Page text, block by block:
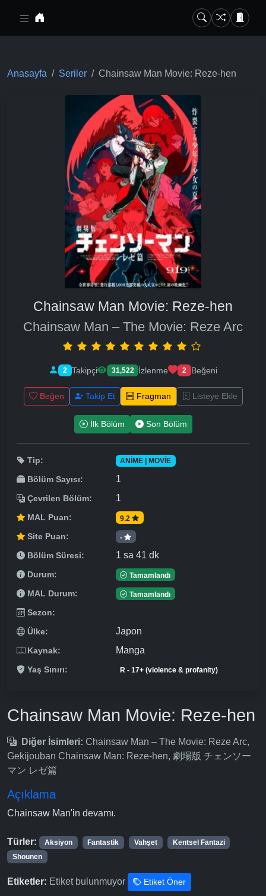
Anasayfa Seriler Chainsaw Man Movie: Reze-hen
Chainsaw Man Movie: Reze-hen
Chainsaw Man – The Movie: Reze Arc
2 Takipçi 31,522 İzlenme 2 Beğeni
Beğen Takip Et Fragman Listeye Ekle
İlk Bölüm Son Bölüm
Tip: ANIME | MOVIE
Bölüm Sayısı: 1
Çevrilen Bölüm: 1
MAL Puan: 9.2
Site Puan: -
Bölüm Süresi: 1 sa 41 dk
Durum: Tamamlandı
MAL Durum: Tamamlandı
Sezon:
Ülke:
Japon
Kaynak: Manga
Yaş Sınırı: R - 17+ (violence & profanity)
Chainsaw Man Movie: Reze-hen
Diğer İsimleri: Chainsaw Man – The Movie: Reze Arc,
Gekijouban Chainsaw Man: Reze-hen, 劇場版 チェンソー
マン レゼ篇
Açıklama
Chainsaw Man'in devamı.
Türler: Aksiyon Fantastik Vahşet
Kentsel Fantazi
Shounen
Etiketler: Etiket bulunmuyor Etiket Öner